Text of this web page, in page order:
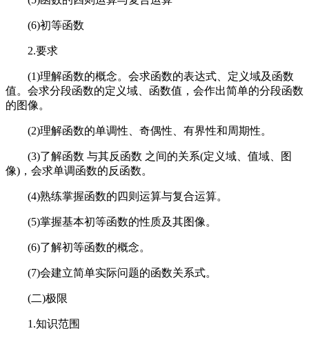
(6)初等函数
2.要求
(1)理解函数的概念。会求函数的表达式、定义域及函数
值。会求分段函数的定义域、函数值，会作出简单的分段函数
的图像。
(2)理解函数的单调性、奇偶性、有界性和周期性。
(3)了解函数 与其反函数 之间的关系(定义域、值域、图
像)，会求单调函数的反函数。
(4)熟练掌握函数的四则运算与复合运算。
(5)掌握基本初等函数的性质及其图像。
(6)了解初等函数的概念。
(7)会建立简单实际问题的函数关系式。
(二)极限
1.知识范围